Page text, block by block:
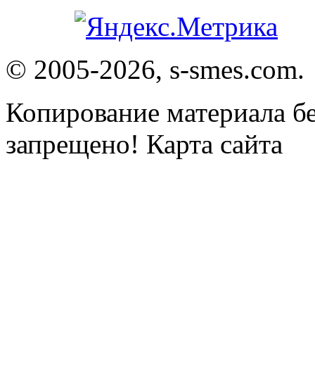
© 2005-2026, s-smes.com.
Копирование материала
запрещено! Карта сайта